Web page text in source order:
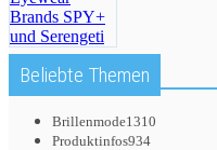
Beliebte Themen
Brillenmode1310
Produktinfos934